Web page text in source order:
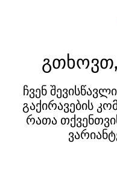
ჩვენ
გაქირავების
რათა